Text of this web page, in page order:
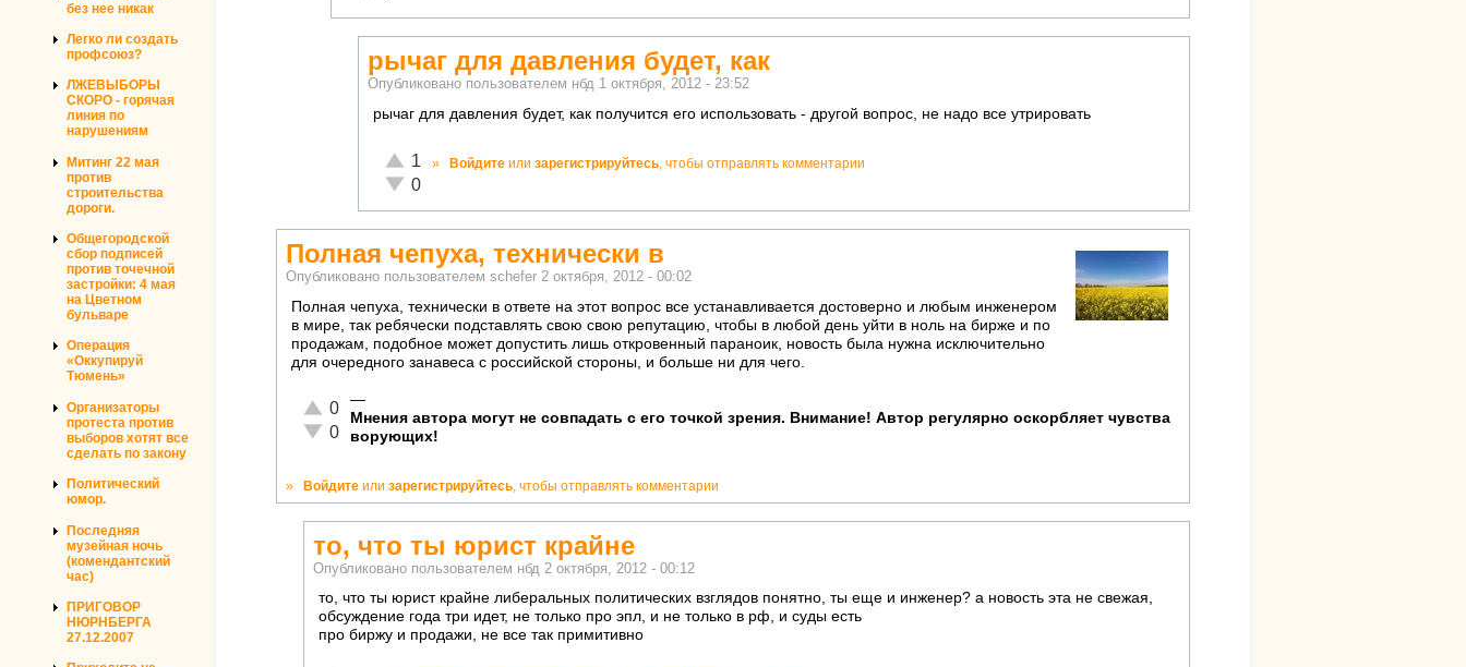
без нее никак
Легко ли создать
профсоюз?
ЛЖЕВЫБОРЫ
СКОРО - горячая
линия по
нарушениям
Митинг 22 мая
против
строительства
дороги.
Общегородской
сбор подписей
против точечной
застройки: 4 мая
на Цветном
бульваре
Операция
«Оккупируй
Тюмень»
Организаторы
протеста против
выборов хотят все
сделать по закону
Политический
юмор.
Последняя
музейная ночь
(комендантский
час)
ПРИГОВОР
НЮРНБЕРГА
27.12.2007
рычаг для давления будет, как
Опубликовано пользователем нбд 1 октября, 2012 - 23:52
рычаг для давления будет, как получится его использовать - другой вопрос, не надо все утрировать
Отлично!
1
Неадекватно!
0
» Войдите или зарегистрируйтесь , чтобы отправлять комментарии
Полная чепуха, технически в
Опубликовано пользователем schefer 2 октября, 2012 - 00:02
Полная чепуха, технически в ответе на этот вопрос все устанавливается достоверно и любым инженером
в мире, так ребячески подставлять свою свою репутацию, чтобы в любой день уйти в ноль на бирже и по
продажам, подобное может допустить лишь откровенный параноик, новость была нужна исключительно
для очередного занавеса с российской стороны, и больше ни для чего.
Отлично!
0
Неадекватно!
0
—
Мнения автора могут не совпадать с его точкой зрения. Внимание! Автор регулярно оскорбляет чувства
ворующих!
» Войдите или зарегистрируйтесь , чтобы отправлять комментарии
то, что ты юрист крайне
Опубликовано пользователем нбд 2 октября, 2012 - 00:12
то, что ты юрист крайне либеральных политических взглядов понятно, ты еще и инженер? а новость эта не свежая,
обсуждение года три идет, не только про эпл, и не только в рф, и суды есть
про биржу и продажи, не все так примитивно